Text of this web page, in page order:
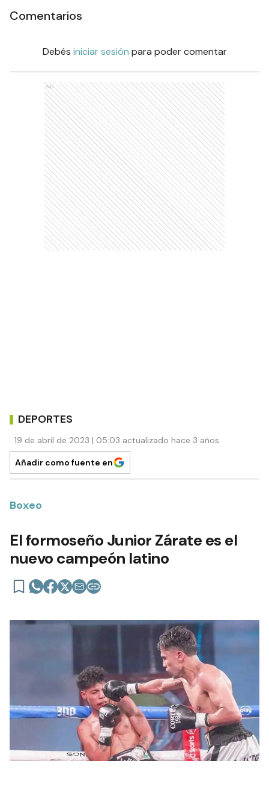
Comentarios
Debés iniciar sesión para poder comentar
Ads
DEPORTES
19 de abril de 2023 | 05:03 actualizado hace 3 años
Añadir como fuente en
Boxeo
El formoseño Junior Zárate es el
nuevo campeón latino